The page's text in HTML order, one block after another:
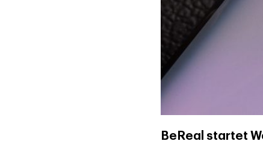
BeReal startet